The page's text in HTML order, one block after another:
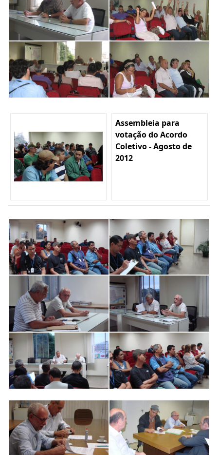
Assembleia para
votação do Acordo
Coletivo - Agosto de
2012